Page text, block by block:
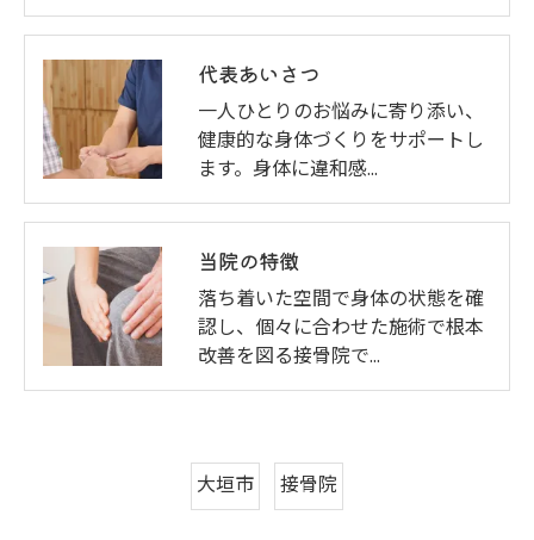
代表あいさつ
一人ひとりのお悩みに寄り添い、
健康的な身体づくりをサポートし
ます。身体に違和感…
当院の特徴
落ち着いた空間で身体の状態を確
認し、個々に合わせた施術で根本
改善を図る接骨院で…
大垣市 接骨院